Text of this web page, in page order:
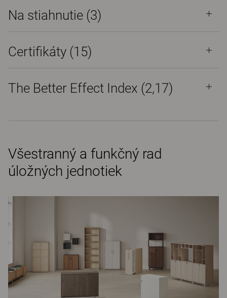
Na stiahnutie (3)
Certifikáty (15)
The Better Effect Index (2,17)
Všestranný a funkčný rad
úložných jednotiek